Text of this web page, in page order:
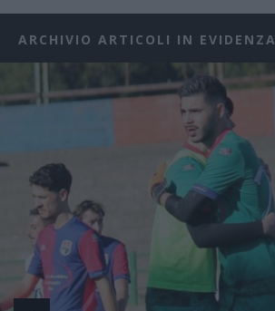
ARCHIVIO ARTICOLI IN EVIDENZA